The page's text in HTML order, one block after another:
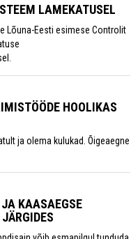
LAMEKATUSEL
Lõuna-Eesti esimese Controlit
HOOLIKAS
ja olema kulukad. Õigeaegne
KAASAEGSE